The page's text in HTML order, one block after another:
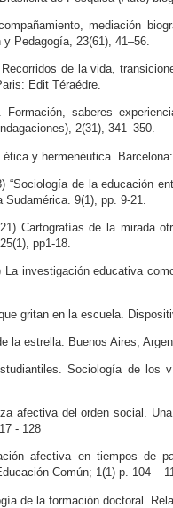
mediación
Pedagogía, 23(61), 41–56.
Recorridos de la vida,
Edit Téraédre.
Formación, saberes
2(31), 341–350.
y hermenéutica. Barcelona:
“Sociología de la educación
9(1), pp. 9-21.
Cartografías de la mirada
pp1-18.
investigación educativa
gritan en la escuela.
la estrella. Buenos Aires,
Sociología de
afectiva del orden social.
- 128
afectiva en tiempos de
Común; 1(1) p. 104 –
de la formación doctoral.